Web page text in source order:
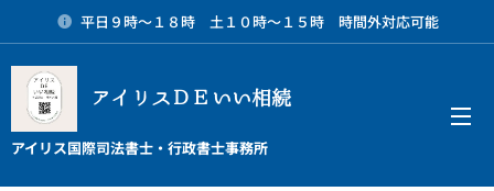
平日９時～１８時 土１０時～１５時 時間外対応可能
アイリスＤＥいい相続
アイリス国際司法書士・行政書士事務所